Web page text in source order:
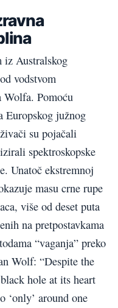
iz Australskog
vodstvom
Wolfa. Pomoću
Europskog južnog
su pojačali
spektroskopske
Unatoč ekstremnoj
masu crne rupe
više od deset puta
na pretpostavkama
“vaganja” preko
Wolf: “Despite the
hole at its heart
‘only’ around one